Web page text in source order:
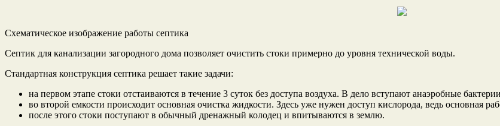
Схематическое изображение работы септика
Септик для канализации загородного дома позволяет очистить стоки примерно до уровня технической воды.
Стандартная конструкция септика решает такие задачи:
на первом этапе стоки отстаиваются в течение 3 суток без доступа воздуха. В дело вступают анаэробные
во второй емкости происходит основная очистка жидкости. Здесь уже нужен доступ кислорода, ведь основная
после этого стоки поступают в обычный дренажный колодец и впитываются в землю.